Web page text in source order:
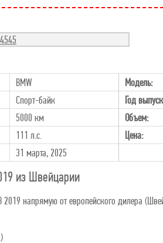
BMW Модель:
Спорт-байк Год
5000 км Объем:
111 л.с. Цена:
31 марта, 2025
из Швейцарии
2019 напрямую от европейского дилера